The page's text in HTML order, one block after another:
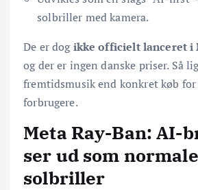
solbriller med kamera.
De er dogikke officielt lanceret i
og der er ingen danske priser. Så
fremtidsmusik end konkret køb for
forbrugere.
Meta Ray-Ban: AI-
ser ud som normale
solbriller